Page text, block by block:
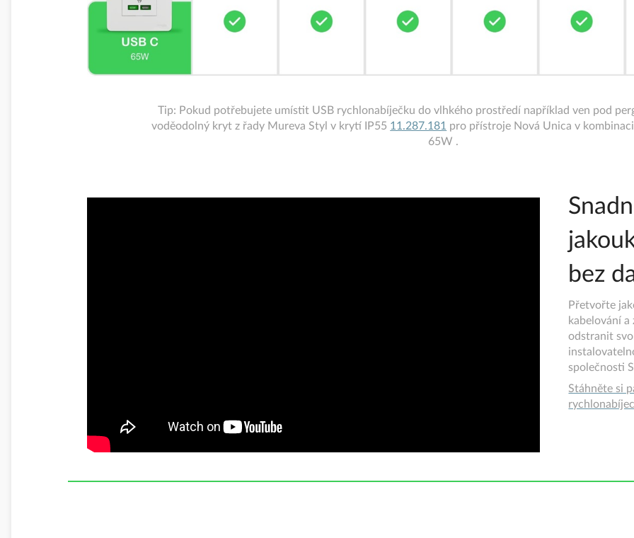
Tip: Pokud potřebujete umístit USB rychlonabíječku do vlhkého prostředí například ven pod
voděodolný kryt z řady Mureva Styl v krytí IP55 11.287.181 pro přístroje Nová Unica v
65W .
bez
Přetvořte
kabelování
odstranit
společnosti
Stáhněte si